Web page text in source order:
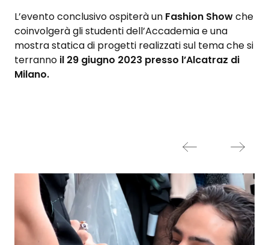
L’evento conclusivo ospiterà un Fashion Showche
coinvolgerà gli studenti dell’Accademia e una
mostra statica di progetti realizzati sul tema che si
terranno il 29 giugno 2023 presso l’Alcatraz di
Milano.